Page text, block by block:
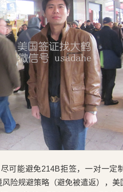
可能避免214B拒签，一对一定
险规避策略（避免被遣返），美